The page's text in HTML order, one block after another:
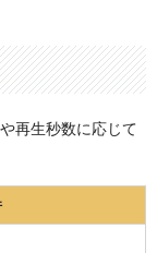
再生秒数に応じて